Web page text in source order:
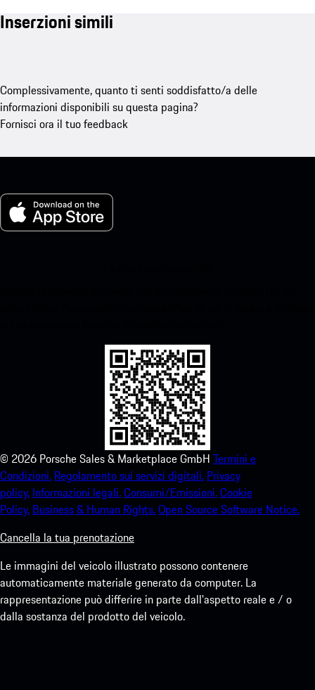
Inserzioni simili
Complessivamente, quanto ti senti soddisfatto/a delle
informazioni disponibili su questa pagina?
Fornisci ora il tuo feedback
© 2026 Porsche Sales & Marketplace GmbH Termini e
Condizioni. Regolamento sui servizi digitali. Privacy
policy. Informazioni legali.Consumi/Emissioni.Cookie
Policy. Business & Human Rights.Open Source Software Notice.
Cancella la tua prenotazione
Le immagini del veicolo illustrato possono contenere
automaticamente materiale generato da computer. La
rappresentazione può differire in parte dall'aspetto reale e / o
dalla sostanza del prodotto del veicolo.